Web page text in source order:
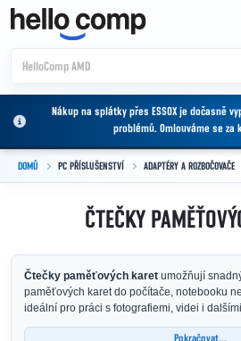
Přejít na obsah
Nákup na splátky přes ESSOX je dočasně
problémů. Omlouváme se za
DOMŮ PC PŘÍSLUŠENSTVÍ ADAPTÉRY A ROZBOČOVAČE
ČTEČKY
Čtečky paměťových karet umožňují
paměťových karet do počítače, notebooku
ideální pro práci s fotografiemi, videi i